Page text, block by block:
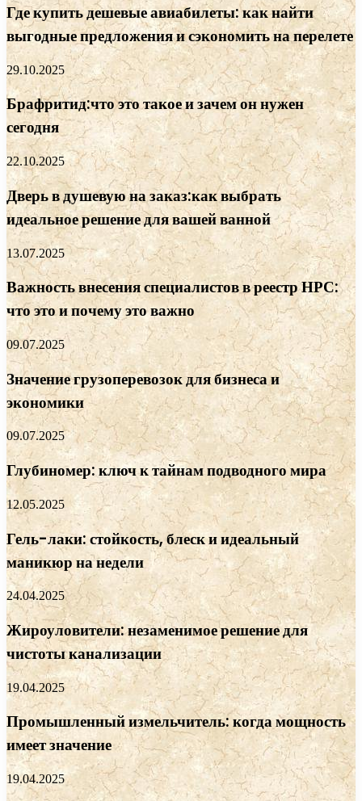
Где купить дешевые авиабилеты: как найти
выгодные предложения и сэкономить на перелете
29.10.2025
Брафритид:что это такое и зачем он нужен
сегодня
22.10.2025
Дверь в душевую на заказ:как выбрать
идеальное решение для вашей ванной
13.07.2025
Важность внесения специалистов в реестр НРС:
что это и почему это важно
09.07.2025
Значение грузоперевозок для бизнеса и
экономики
09.07.2025
Глубиномер: ключ к тайнам подводного мира
12.05.2025
Гель-лаки: стойкость, блеск и идеальный
маникюр на недели
24.04.2025
Жироуловители: незаменимое решение для
чистоты канализации
19.04.2025
Промышленный измельчитель: когда мощность
имеет значение
19.04.2025